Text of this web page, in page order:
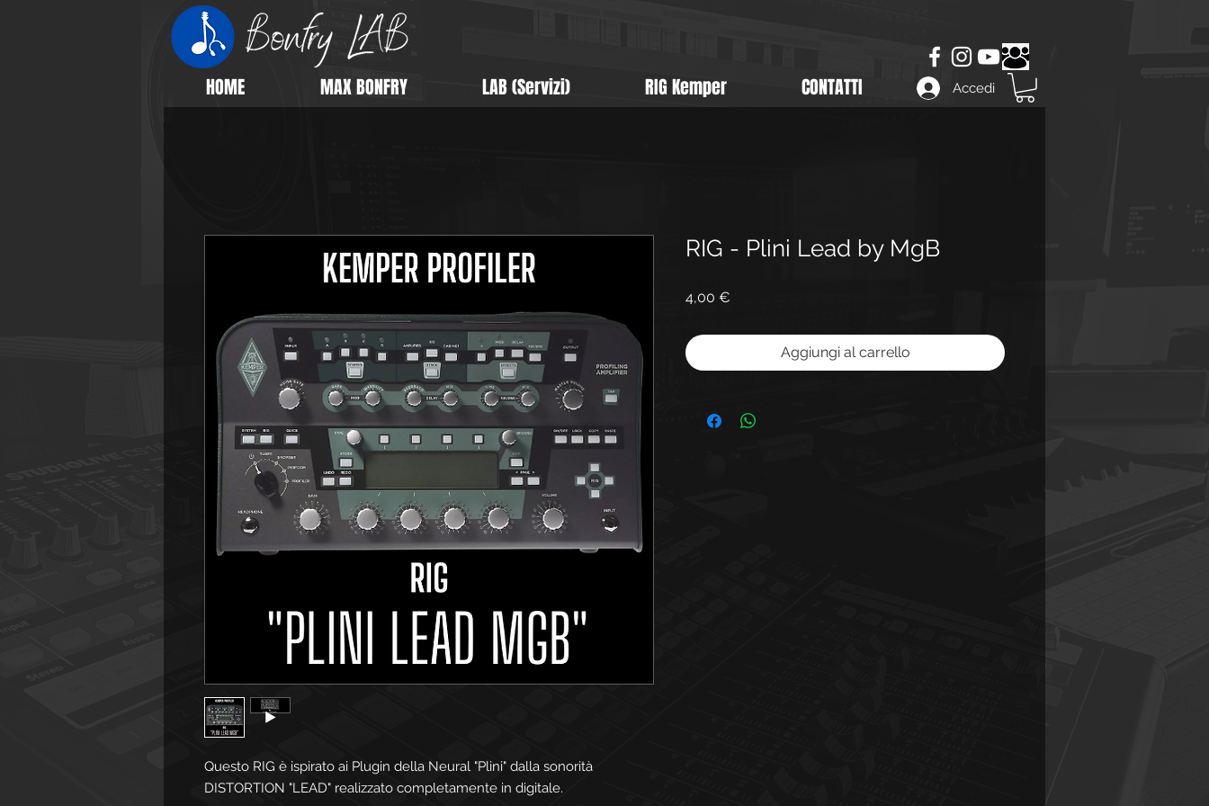
HOME MAX BONFRY LAB (Servizi) RIG Kemper CONTATTI Accedi
Questo RIG è ispirato ai Plugin della Neural "Plini" dalla sonorità
DISTORTION "LEAD" realizzato completamente in digitale.
RIG - Plini Lead by MgB
4,00 €
Aggiungi al carrello